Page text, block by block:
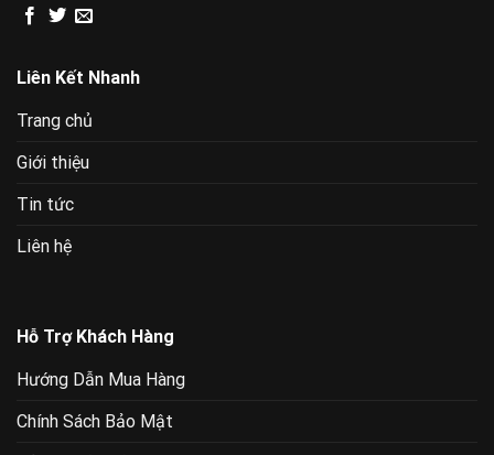
Liên Kết Nhanh
Trang chủ
Giới thiệu
Tin tức
Liên hệ
Hỗ Trợ Khách Hàng
Hướng Dẫn Mua Hàng
Chính Sách Bảo Mật